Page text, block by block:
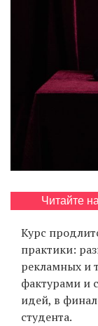
Читайте
Курс
практики:
рекламных и
фактурами и
идей, в
студента.